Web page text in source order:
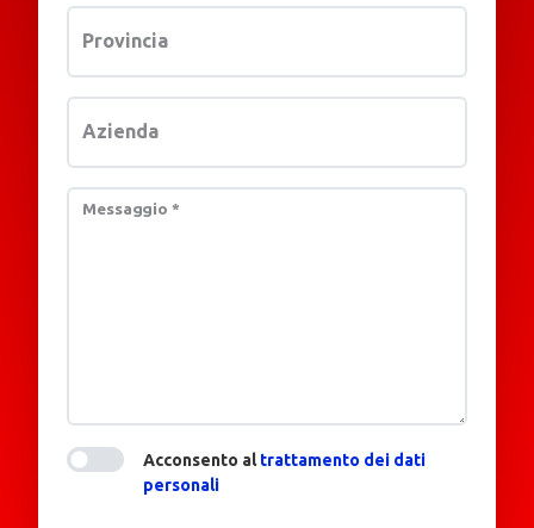
Provincia
Azienda
Messaggio *
Acconsento altrattamento dei dati
personali